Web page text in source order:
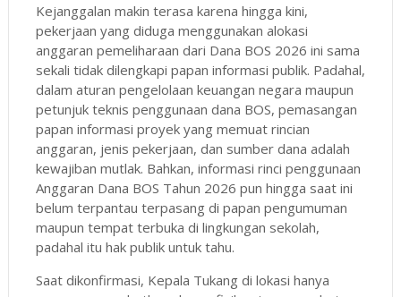
Kejanggalan makin terasa karena hingga kini,
pekerjaan yang diduga menggunakan alokasi
anggaran pemeliharaan dari Dana BOS 2026 ini sama
sekali tidak dilengkapi papan informasi publik. Padahal,
dalam aturan pengelolaan keuangan negara maupun
petunjuk teknis penggunaan dana BOS, pemasangan
papan informasi proyek yang memuat rincian
anggaran, jenis pekerjaan, dan sumber dana adalah
kewajiban mutlak. Bahkan, informasi rinci penggunaan
Anggaran Dana BOS Tahun 2026 pun hingga saat ini
belum terpantau terpasang di papan pengumuman
maupun tempat terbuka di lingkungan sekolah,
padahal itu hak publik untuk tahu.
Saat dikonfirmasi, Kepala Tukang di lokasi hanya